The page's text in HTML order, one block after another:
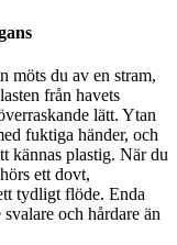
möts du av en stram,
från havets
lätt. Ytan
fuktiga händer, och
kännas plastig. När du
ett dovt,
tydligt flöde. Enda
och hårdare än